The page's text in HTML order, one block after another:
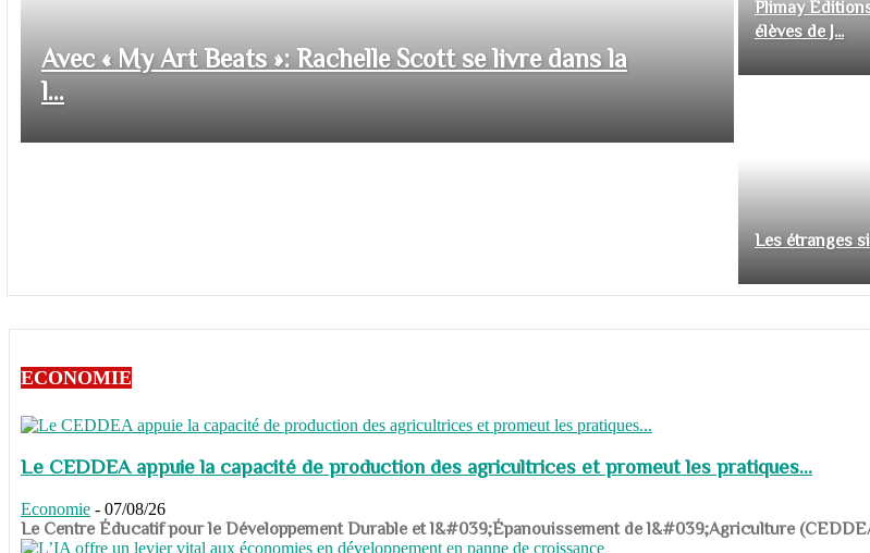
Avec « My Art Beats »: Rachelle Scott se livre dans la
l...
Plimay
élèves de J...
Les étranges
ECONOMIE
Le CEDDEA appuie la capacité de production des agricultrices et promeut les pratiques...
Economie - 07/08/26
​​​​​​​Le Centre Éducatif pour le Développement Durable et l&#039;Épanouissement de l&#039;Agriculture